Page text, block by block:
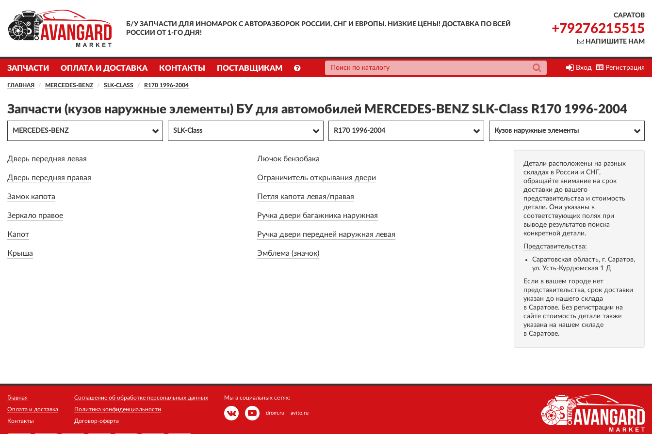
Б/У ЗАПЧАСТИ ДЛЯ ИНОМАРОК С АВТОРАЗБОРОК РОССИИ, СНГ И ЕВРОПЫ. НИЗКИЕ ЦЕНЫ! ДОСТАВКА ПО ВСЕЙ
РОССИИ ОТ 1-ГО ДНЯ!
САРАТОВ
+79276215515
НАПИШИТЕ НАМ
ЗАПЧАСТИ ОПЛАТА И ДОСТАВКА КОНТАКТЫ ПОСТАВЩИКАМ Вход Регистрация
ГЛАВНАЯ MERCEDES-BENZ SLK-CLASS R170 1996-2004
Запчасти (кузов наружные элементы) БУ для автомобилей MERCEDES-BENZ SLK-Class R170 1996-2004
MERCEDES-BENZ SLK-Class R170 1996-2004 Кузов наружные элементы
Дверь передняя левая
Дверь передняя правая
Замок капота
Зеркало правое
Капот
Крыша
Лючок бензобака
Ограничитель открывания двери
Петля капота левая/правая
Ручка двери багажника наружная
Ручка двери передней наружная левая
Эмблема (значок)
Детали расположены на разных
складах в России и СНГ,
обращайте внимание на срок
доставки до вашего
представительства и стоимость
детали. Они указаны в
соответствующих полях при
выводе результатов поиска
конкретной детали.
Представительства:
Саратовская область, г. Саратов,
ул. Усть-Курдюмская 1 Д
Если в вашем городе нет
представительства, срок доставки
указан до нашего склада
в Саратове. Без регистрации на
сайте стоимость детали также
указана на нашем складе
в Саратове.
Главная
Оплата и доставка
Контакты
Соглашение об обработке персональных данных
Политика конфиденциальности
Договор-оферта
Мы в социальных сетях:
drom.ru avito.ru